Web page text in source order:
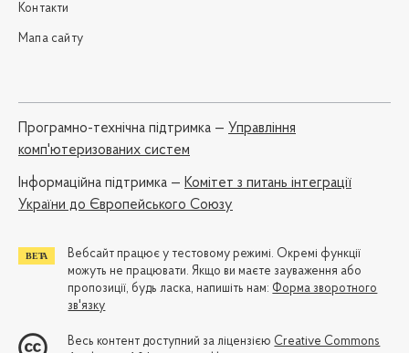
Контакти
Мапа сайту
Програмно-технічна підтримка — Управління
комп'ютеризованих систем
Iнформаційна підтримка — Комітет з питань інтеграції
України до Європейського Союзу
Вебсайт працює у тестовому режимі. Окремі функції
можуть не працювати. Якщо ви маєте зауваження або
пропозиції, будь ласка, напишіть нам: Форма зворотного
зв'язку
Весь контент доступний за ліцензією Creative Commons